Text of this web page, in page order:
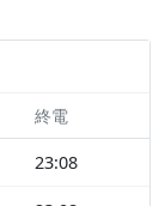
終電
23:08